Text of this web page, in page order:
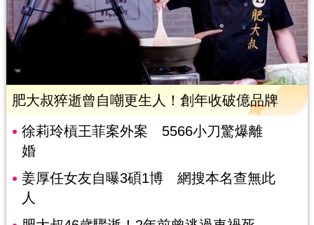
肥大叔猝逝曾自嘲更生人！創年收破億品牌
徐莉玲槓王菲案外案 5566小刀驚爆離
婚
姜厚任女友自曝3碩1博 網搜本名查無此
人